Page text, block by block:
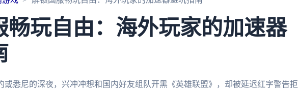
畅玩自由：海外玩家的加速器
或悉尼的深夜，兴冲冲想和国内好友组队开黑《英雄联盟》，却被延迟红字警告拒